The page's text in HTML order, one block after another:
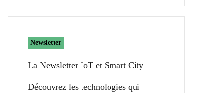
Newsletter
La Newsletter IoT et Smart City​
Découvrez les technologies qui